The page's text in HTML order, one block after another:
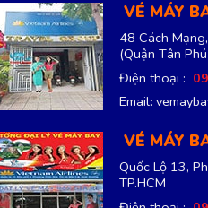
VÉ MÁY
48 Cách
(Quận Tân
Điện thoại :
Email:
VÉ MÁY
Quốc Lộ 13,
TP.HCM